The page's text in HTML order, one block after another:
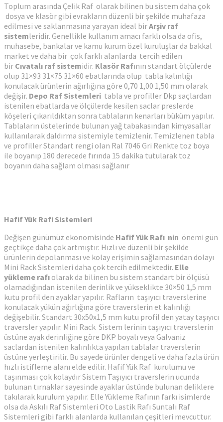
Toplum arasında Çelik Raf olarak bilinen bu sistem daha çok
dosya ve klasör gibi evrakların düzenli bir şekilde muhafaza
edilmesi ve saklanmasına yarayan ideal birArşiv raf
sistemleridir. Genellikle kullanım amacı farklı olsa da ofis,
muhasebe, bankalar ve kamu kurum özel kuruluşlar da bakkal
market ve daha bir çok farklı alanlarda tercih edilen
bir Cıvatalı raf sistemidir. Klasör Rafının standart ölçülerde
olup 31×93 31×75 31×60 ebatlarında olup tabla kalınlığı
konulacak ürünlerin ağırlığına göre 0,70 1,00 1,50 mm olarak
değişir. Depo Raf Sistemleri tabla ve profiller Dkp saçlardan
istenilen ebatlarda ve ölçülerde kesilen saclar preslerde
köşeleri çıkarıldıktan sonra tablaların kenarları büküm yapılır.
Tablaların üstelerinde bulunan yağ tabakasından kimyasallar
kullanılarak daldırma sistemiyle temizlenir. Temizlenen tabla
ve profiller Standart rengi olan Ral 7046 Gri Renkte toz boya
ile boyanıp 180 derecede fırında 15 dakika tutularak toz
boyanın daha sağlam olması sağlanır
Hafif Yük Rafi Sistemleri
Değişen günümüz ekonomisinde Hafif Yük Rafı nin önemi gün
geçtikçe daha çok artmıştır. Hızlı ve düzenli bir şekilde
ürünlerin depolanması ve kolay erişimin sağlamasından dolayı
Mini Rack Sistemleri daha çok tercih edilmektedir. Elle
yükleme rafı olarak da bilinen bu sistem standart bir ölçüsü
olamadığından istenilen derinlik ve yükseklikte 30×50 1,5 mm
kutu profil den ayaklar yapılır. Rafların taşıyıcı traverslerine
konulacak yükün ağırlığına göre traverslerin et kalınlığı
değişebilir. Standart 30x50x1,5 mm kutu profil den yatay taşıyıcı
traversler yapılır. Mini Rack Sistem lerinin taşıyıcı traverslerin
üstüne ayak derinliğine göre DKP boyalı veya Galvaniz
saclardan istenilen kalınlıkta yapılan tablalar traverslerin
üstüne yerleştirilir. Bu sayede ürünler dengeli ve daha fazla ürün
hızlı istifleme alanı elde edilir. Hafif Yük Raf kurulumu ve
taşınması çok kolaydır Sistem Taşıyıcı traverslerin ucunda
bulunan tırnaklar sayesinde ayaklar üstünde bulunan deliklere
takılarak kurulum yapılır. Elle Yükleme Rafının farkı isimlerde
olsa da Askılı Raf Sistemleri Oto Lastik Rafı Suntalı Raf
Sistemleri gibi farklı alanlarda kullanılan çeşitleri mevcuttur.